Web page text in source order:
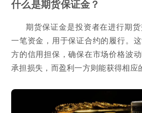
什么是期货保证金？
期货保证金是投资者在进行期
一笔资金，用于保证合约的履行。
方的信用担保，确保在市场价格波
承担损失，而盈利一方则能获得相应